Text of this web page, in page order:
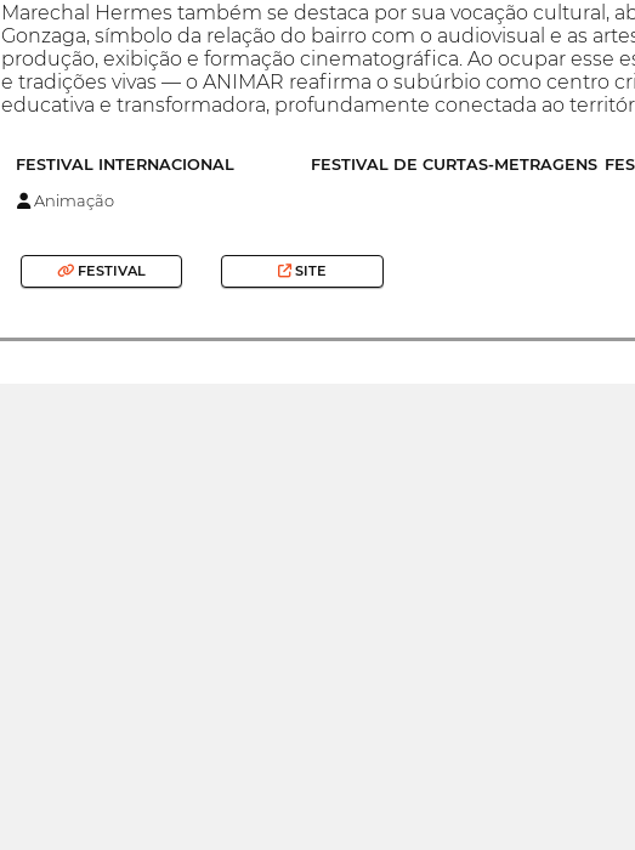
Marechal Hermes também se destaca por sua vocação cultural,
Gonzaga, símbolo da relação do bairro com o audiovisual e as
produção, exibição e formação cinematográfica. Ao ocupar esse
e tradições vivas — o ANIMAR reafirma o subúrbio como centro
educativa e transformadora, profundamente conectada ao
FESTIVAL INTERNACIONAL FESTIVAL DE CURTAS-METRAGENS
Animação
FESTIVAL SITE